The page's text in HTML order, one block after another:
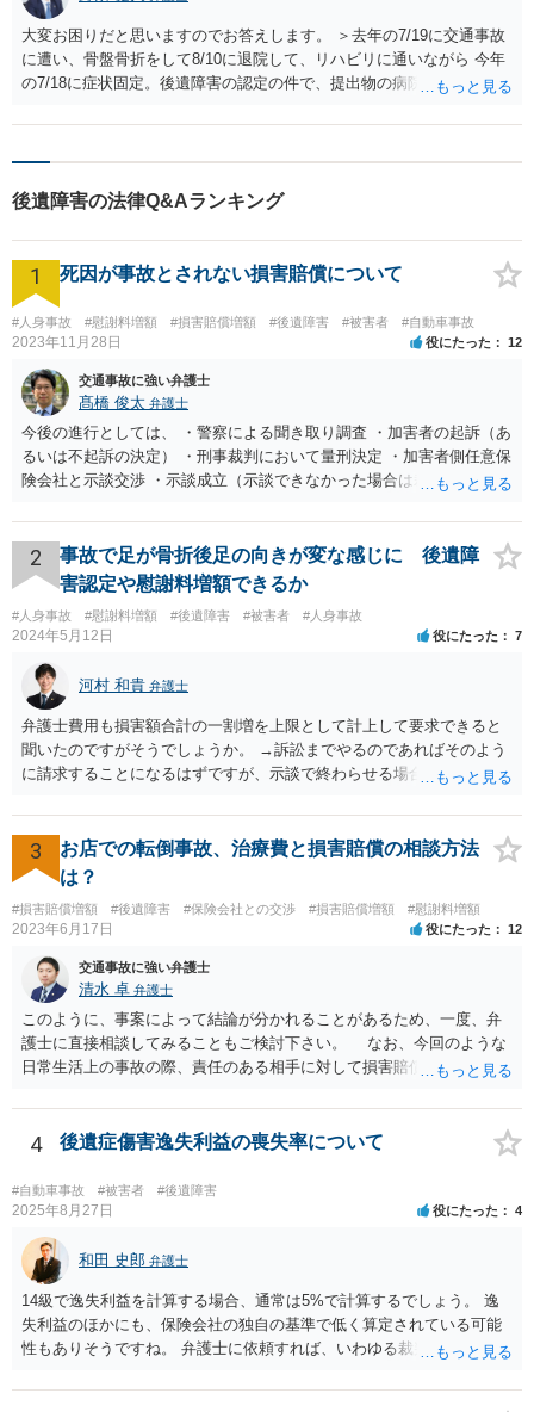
大変お困りだと思いますのでお答えします。 ＞去年の7/19に交通事故
に遭い、骨盤骨折をして8/10に退院して、リハビリに通いながら 今年
の7/18に症状固定。後遺障害の認定の件で、提出物の病院側から相手
ました。と先週にメールが届きました。病院と同じ町内である保険会
度ですが、残存するしびれによっては自賠責調査事務所が医療照会す
には問題はございませんが、違和感がある状態での症状固定なのです
が、アバウトな感じでいいのですが、どれくらいの等級が見込まれる
ものかわかりますでしょうか？ 内容によって違いますが、１４級の程
度は感じからいってありそうですけどね。こればっかりは内容を精査
しないと一概には言えません。 賠償問題では、弁護士さんに依頼され
た方が適切な補償が受けられることがあります。早めに相談されるこ
とをおすすめします。
後遺障害の法律Q&Aランキング
1 死因が事故とされない損害賠償について
#人身事故 #慰謝料増額 #損害賠償増額 #後遺障害 #被害者 #自動車事故
2023年11月28日 役にたった 12
交通事故に強い弁護士
髙橋 俊太 弁護士
今後の進行としては、 ・警察による聞き取り調査 ・加害者の起訴（あ
るいは不起訴の決定） ・刑事裁判において量刑決定 ・加害者側任意保
険会社と示談交渉 ・示談成立（示談できなかった場合は裁判） となり
加害者に対する処罰感情など尋ねられるはずですので、率直にお答え
になるとよいと思います。
2
事故で足が骨折後足の向きが変な感じに 後遺障
害認定や慰謝料増額できるか
#人身事故 #慰謝料増額 #後遺障害 #被害者 #人身事故
2024年5月12日 役にたった 7
河村 和貴 弁護士
弁護士費用も損害額合計の一割増を上限として計上して要求できると
聞いたのですがそうでしょうか。 →訴訟までやるのであればそのよう
に請求することになるはずですが、示談で終わらせる場合には、そこ
ならほとんど充足できるか多くが返ってくるイメージなので頼むのも
いいかなと思うのですが。 →LAC基準でもそうかもしれませんし、交
通事故事案ではより定額の費用としている法律事務所も多いように思
います。費用面も含めて、弁護士さんを検討してみるとよいかもしれ
ませんね。 かなり具体的な話も多くなっているので、法律事務所に問
い合わせてみるとよいと思います。
3
お店での転倒事故、治療費と損害賠償の相談方法
は？
#損害賠償増額 #後遺障害 #保険会社との交渉 #損害賠償増額 #慰謝料増額
2023年6月17日 役にたった 12
交通事故に強い弁護士
清水 卓 弁護士
このように、事案によって結論が分かれることがあるため、一度、弁
護士に直接相談してみることもご検討下さい。 なお、今回のような
日常生活上の事故の際、責任のある相手に対して損害賠償請求する際
す（ご自宅の火災保険や自動車の任意保険等を確認してみて下さい。
加入したつもりがなくても、確認してみたら付いていたということが
4 後遺症傷害逸失利益の喪失率について
#自動車事故 #被害者 #後遺障害
2025年8月27日 役にたった 4
和田 史郎 弁護士
14級で逸失利益を計算する場合、通常は5%で計算するでしょう。 逸
失利益のほかにも、保険会社の独自の基準で低く算定されている可能
性もありそうですね。 弁護士に依頼すれば、いわゆる裁判基準程度の